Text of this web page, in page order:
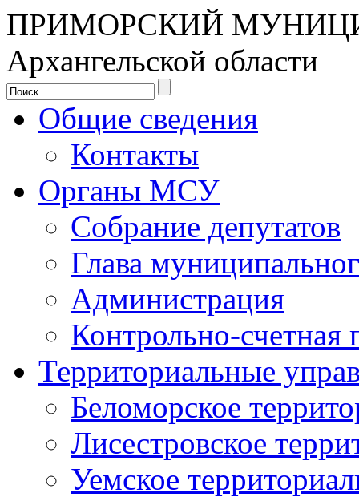
ПРИМОРСКИЙ
Архангельской области
Общие сведения
Контакты
Органы МСУ
Собрание депутатов
Глава
Администрация
Контрольно-счетная
Территориальные
Беломорское
Лисестровское
Уемское